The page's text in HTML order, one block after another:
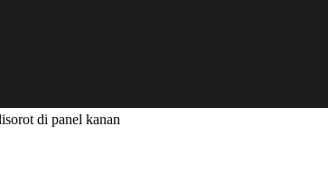
di panel kanan